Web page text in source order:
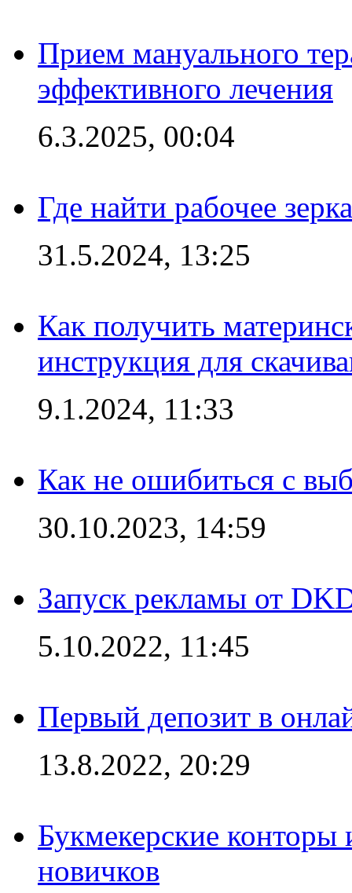
Прием мануального
эффективного лечения
6.3.2025, 00:04
Где найти рабочее
31.5.2024, 13:25
Как получить
инструкция для
9.1.2024, 11:33
Как не ошибиться с
30.10.2023, 14:59
Запуск рекламы от
5.10.2022, 11:45
Первый депозит в
13.8.2022, 20:29
Букмекерские конторы
новичков